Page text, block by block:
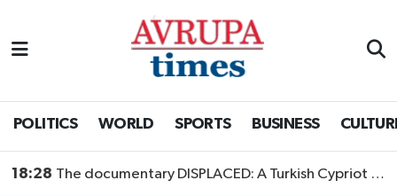
POLITICS WORLD SPORTS BUSINESS
18:28 The documentary DISPLACED: A Turkish Cypriot Story is now available to watch
Nöbetçi Eczaneler